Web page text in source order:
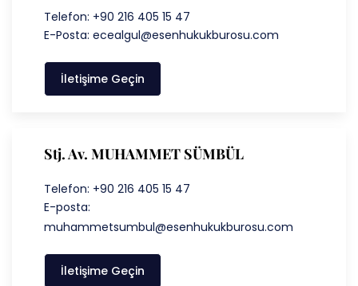
Telefon: +90 216 405 15 47
E-Posta: ecealgul@esenhukukburosu.com
İletişime Geçin
Stj. Av. MUHAMMET SÜMBÜL
Telefon: +90 216 405 15 47
E-posta:
muhammetsumbul@esenhukukburosu.com
İletişime Geçin